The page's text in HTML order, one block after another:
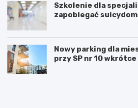
Szkolenie dla
zapobiegać
Nowy parking dla
przy SP nr 10
Z
E